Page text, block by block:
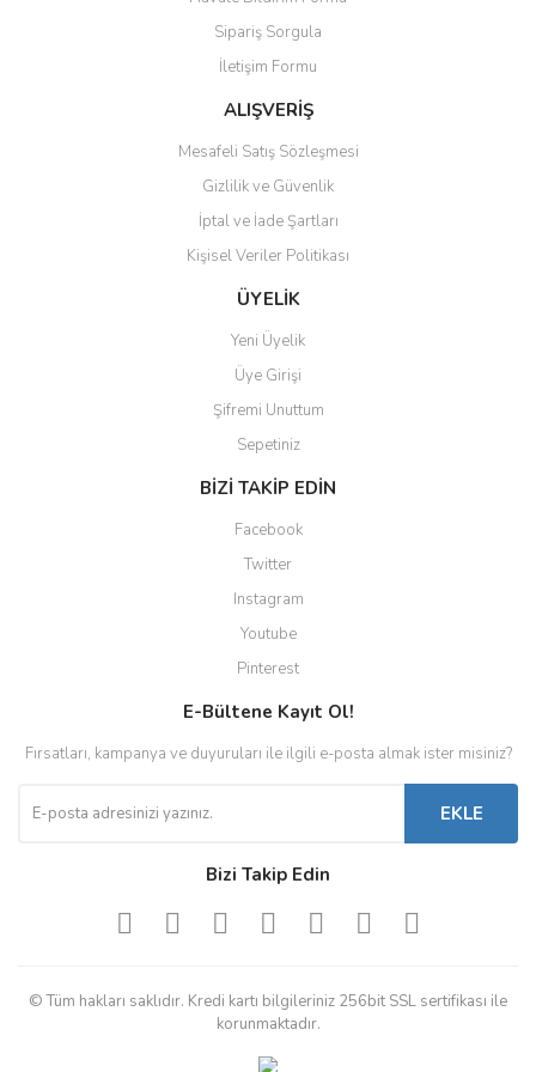
Ürün bilgilerinde hatalar bulunuyor.
Ürün fiyatı diğer sitelerden daha pahalı.
Bu ürüne benzer farklı alternatifler olmalı.
Gönder
Sipariş Sorgula
İletişim Formu
ALIŞVERİŞ
Mesafeli Satış Sözleşmesi
Gizlilik ve Güvenlik
İptal ve İade Şartları
Kişisel Veriler Politikası
ÜYELİK
Yeni Üyelik
Üye Girişi
Şifremi Unuttum
Sepetiniz
BİZİ TAKİP EDİN
Facebook
Twitter
Instagram
Youtube
Pinterest
E-Bültene Kayıt Ol!
Fırsatları, kampanya ve duyuruları ile ilgili e-posta almak ister misiniz?
EKLE
Bizi Takip Edin
© Tüm hakları saklıdır. Kredi kartı bilgileriniz 256bit SSL sertifikası ile
korunmaktadır.